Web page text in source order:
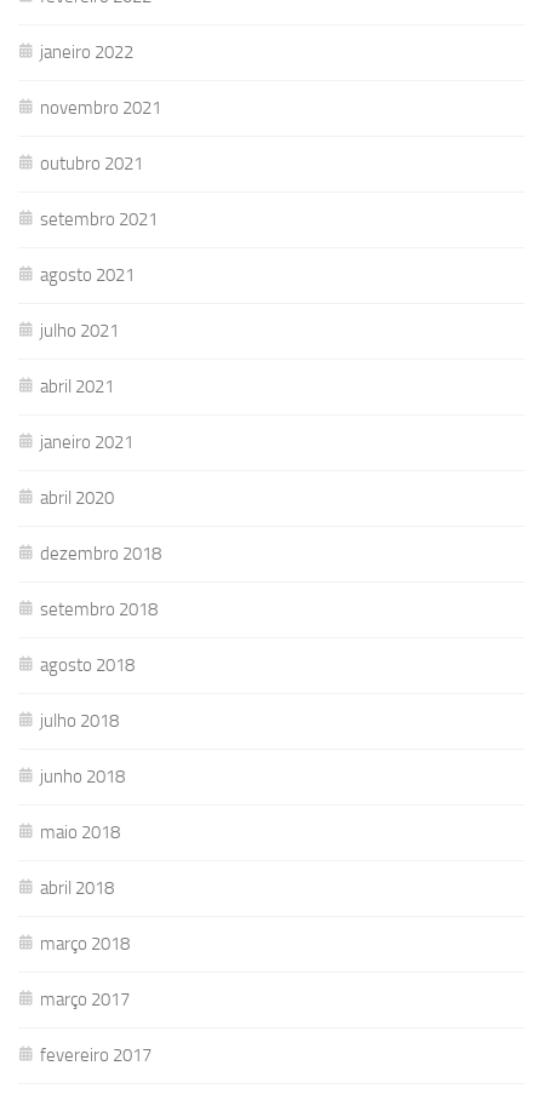
janeiro 2022
novembro 2021
outubro 2021
setembro 2021
agosto 2021
julho 2021
abril 2021
janeiro 2021
abril 2020
dezembro 2018
setembro 2018
agosto 2018
julho 2018
junho 2018
maio 2018
abril 2018
março 2018
março 2017
fevereiro 2017